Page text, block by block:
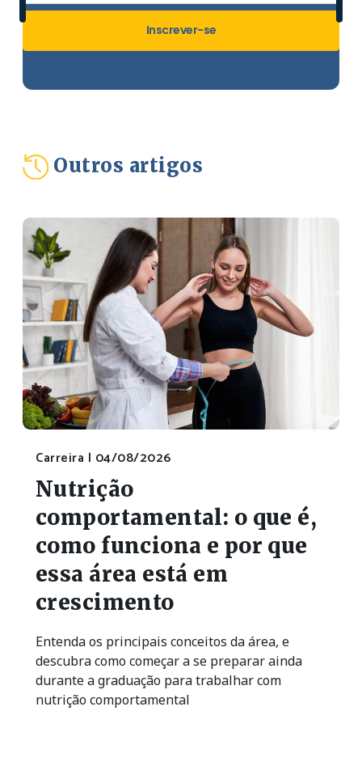
Inscrever-se
Outros artigos
Carreira | 04/08/2026
Nutrição
comportamental: o que é,
como funciona e por que
essa área está em
crescimento
Entenda os principais conceitos da área, e
descubra como começar a se preparar ainda
durante a graduação para trabalhar com
nutrição comportamental